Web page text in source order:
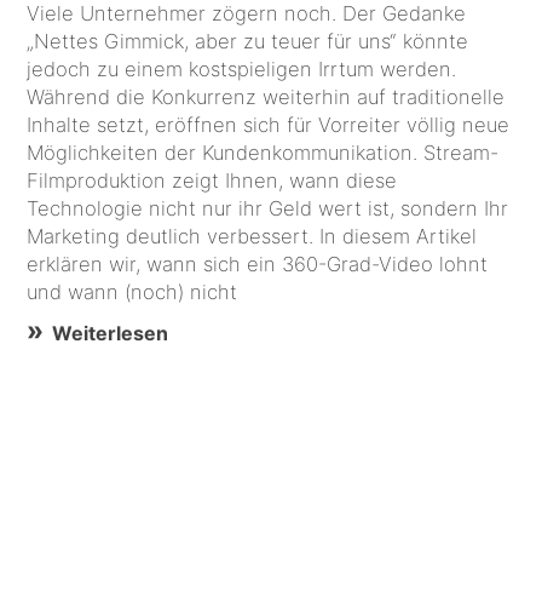
Viele Unternehmer zögern noch. Der Gedanke
„Nettes Gimmick, aber zu teuer für uns“ könnte
jedoch zu einem kostspieligen Irrtum werden.
Während die Konkurrenz weiterhin auf traditionelle
Inhalte setzt, eröffnen sich für Vorreiter völlig neue
Möglichkeiten der Kundenkommunikation. Stream-
Filmproduktion zeigt Ihnen, wann diese
Technologie nicht nur ihr Geld wert ist, sondern Ihr
Marketing deutlich verbessert. In diesem Artikel
erklären wir, wann sich ein 360-Grad-Video lohnt
und wann (noch) nicht
Weiterlesen